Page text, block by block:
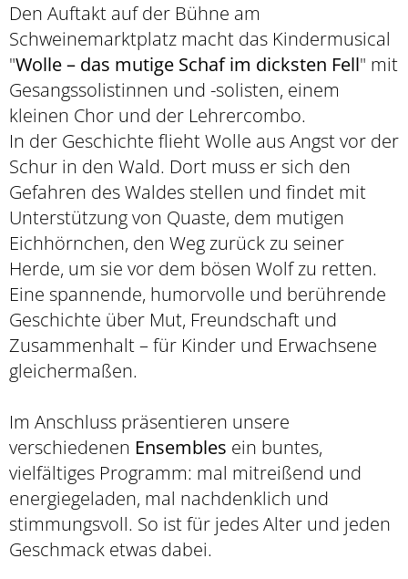
Den Auftakt auf der Bühne am
Schweinemarktplatz macht das Kindermusical
"Wolle – das mutige Schaf im dicksten Fell" mit
Gesangssolistinnen und -solisten, einem
kleinen Chor und der Lehrercombo.
In der Geschichte flieht Wolle aus Angst vor der
Schur in den Wald. Dort muss er sich den
Gefahren des Waldes stellen und findet mit
Unterstützung von Quaste, dem mutigen
Eichhörnchen, den Weg zurück zu seiner
Herde, um sie vor dem bösen Wolf zu retten.
Eine spannende, humorvolle und berührende
Geschichte über Mut, Freundschaft und
Zusammenhalt – für Kinder und Erwachsene
gleichermaßen.
Im Anschluss präsentieren unsere
verschiedenen Ensembles ein buntes,
vielfältiges Programm: mal mitreißend und
energiegeladen, mal nachdenklich und
stimmungsvoll. So ist für jedes Alter und jeden
Geschmack etwas dabei.